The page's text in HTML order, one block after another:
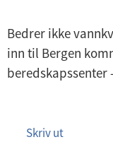
Bedrer ikke
inn til Bergen
beredskapssenter
Skriv ut